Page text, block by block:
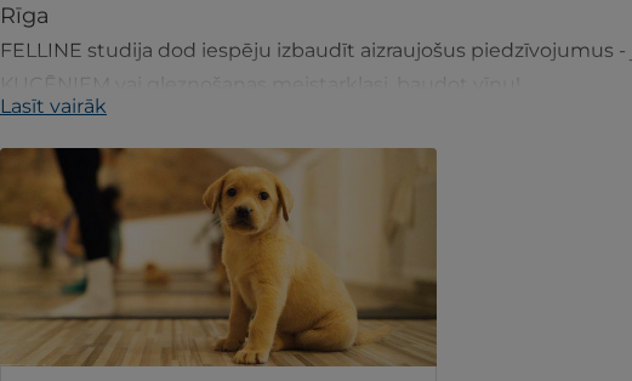
Rīga
FELLINE studija dod iespēju izbaudīt aizraujošus piedzīvojumus
KUCĒNIEM vai gleznošanas meistarklasi, baudot vīnu!
Lasīt vairāk